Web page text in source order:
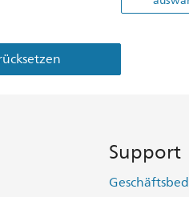
Support